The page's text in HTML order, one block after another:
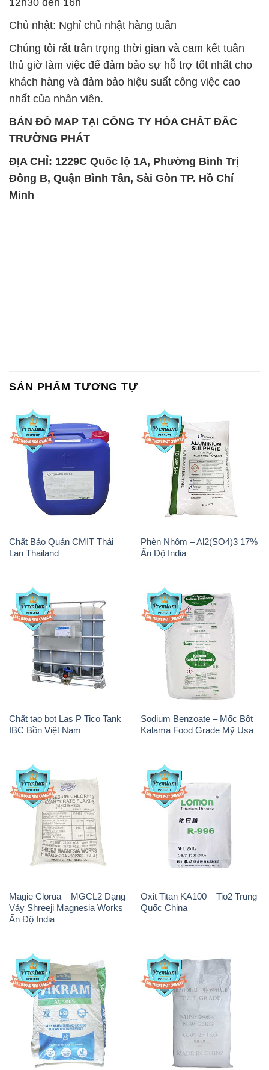
Chủ nhật: Nghỉ chủ nhật hàng tuần
Chúng tôi rất trân trọng thời gian và cam kết tuân
thủ giờ làm việc để đảm bảo sự hỗ trợ tốt nhất cho
khách hàng và đảm bảo hiệu suất công việc cao
nhất của nhân viên.
BẢN ĐỒ MAP TẠI CÔNG TY HÓA CHẤT ĐẮC
TRƯỜNG PHÁT
ĐỊA CHỈ: 1229C Quốc lộ 1A, Phường Bình Trị
Đông B, Quận Bình Tân, Sài Gòn TP. Hồ Chí
Minh
SẢN PHẨM TƯƠNG TỰ
Chất Bảo Quản CMIT Thái
Lan Thailand
Phèn Nhôm – Al2(SO4)3 17%
Ấn Độ India
Chất tạo bọt Las P Tico Tank
IBC Bồn Việt Nam
Sodium Benzoate – Mốc Bột
Kalama Food Grade Mỹ Usa
Magie Clorua – MGCL2 Dạng
Vảy Shreeji Magnesia Works
Ấn Độ India
Oxit Titan KA100 – Tio2 Trung
Quốc China